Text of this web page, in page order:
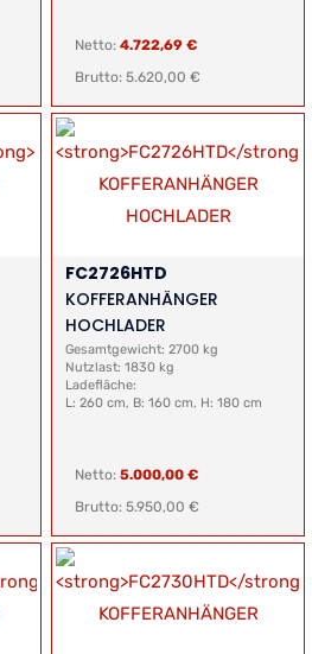
Netto: 4.722,69 €
Brutto: 5.620,00 €
FC2726HTD
KOFFERANHÄNGER
HOCHLADER
Gesamtgewicht: 2700 kg
Nutzlast: 1830 kg
Ladefläche:
L: 260 cm, B: 160 cm, H: 180 cm
Netto: 5.000,00 €
Brutto: 5.950,00 €